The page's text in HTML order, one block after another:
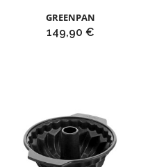
GREENPAN
Prix
149,90 €